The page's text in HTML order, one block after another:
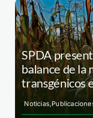
SPDA
balance de la
transgénicos